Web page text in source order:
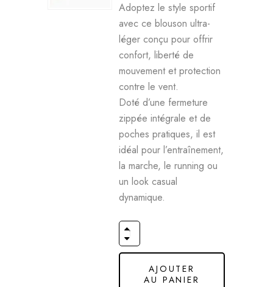
Adoptez le style sportif
avec ce blouson ultra-
léger conçu pour offrir
confort, liberté de
mouvement et protection
contre le vent.
Doté d’une fermeture
zippée intégrale et de
poches pratiques, il est
idéal pour l’entraînement,
la marche, le running ou
un look casual
dynamique.
AJOUTER
AU PANIER